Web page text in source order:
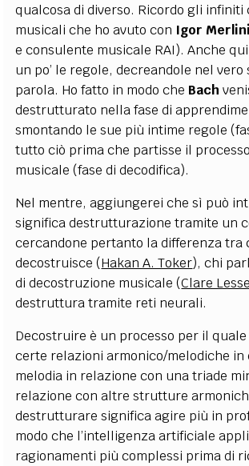
qualcosa di diverso. Ricordo gli infiniti
musicali che ho avuto con Igor Merlini
e consulente musicale RAI). Anche
un po’ le regole, decreandole nel vero
parola. Ho fatto in modo che Bach
destrutturato nella fase di
smontando le sue più intime regole
tutto ciò prima che partisse il
musicale (fase di decodifica).
Nel mentre, aggiungerei che sì può
significa destrutturazione tramite un
cercandone pertanto la differenza tra
decostruisce (Hakan A. Toker), chi
di decostruzione musicale (Clare Lesse
destruttura tramite reti neurali.
Decostruire è un processo per il
certe relazioni armonico/melodiche in
melodia in relazione con una triade
relazione con altre strutture
destrutturare significa agire più in
modo che l’intelligenza artificiale
ragionamenti più complessi prima di